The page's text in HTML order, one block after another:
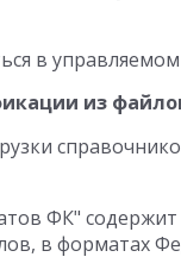
в
из
ФК"
в форматах